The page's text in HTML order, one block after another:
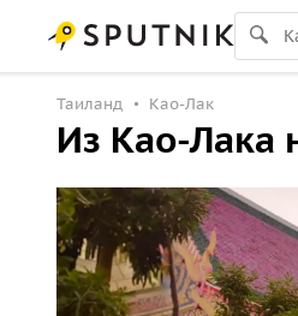
Таиланд Као-Лак
Из Као-Лака